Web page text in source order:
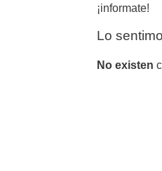
¡informate!
Lo
No existen